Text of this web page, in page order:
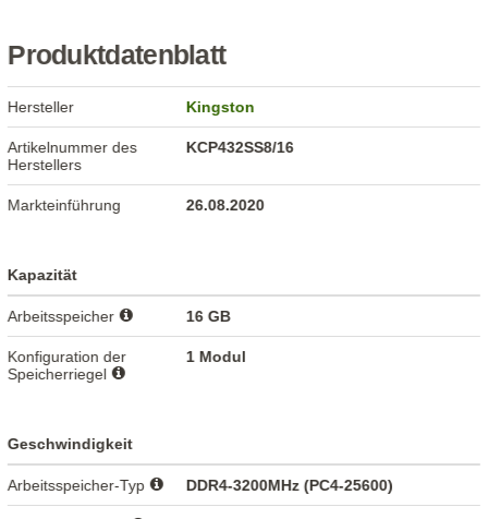
Produktdatenblatt
Hersteller Kingston
Artikelnummer des
Herstellers
KCP432SS8/16
Markteinführung 26.08.2020
Kapazität
Arbeitsspeicher 16 GB
Konfiguration der
Speicherriegel
1 Modul
Geschwindigkeit
Arbeitsspeicher-Typ DDR4-3200MHz (PC4-25600)